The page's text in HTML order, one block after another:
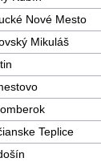
Nové Mesto
Mikuláš
Teplice